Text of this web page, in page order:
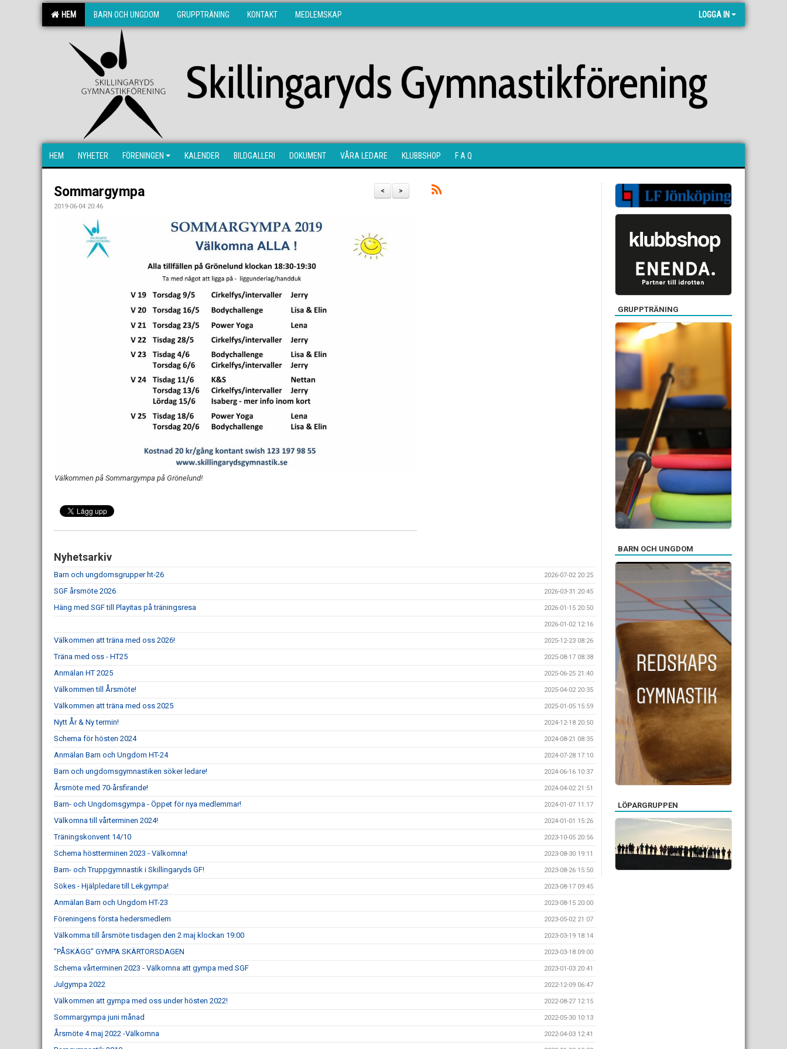
HEM BARN OCH UNGDOM GRUPPTRÄNING KONTAKT MEDLEMSKAP LOGGA IN
Skillingaryds Gymnastikförening
HEM NYHETER FÖRENINGEN KALENDER BILDGALLERI DOKUMENT VÅRA LEDARE KLUBBSHOP F A Q
>
<
Sommargympa
2019-06-04 20:46
Välkommen på Sommargympa på Grönelund!
Nyhetsarkiv
Barn och ungdomsgrupper ht-26 2026-07-02 20:25
SGF årsmöte 2026 2026-03-31 20:45
Häng med SGF till Playitas på träningsresa 2026-01-15 20:50
2026-01-02 12:16
Välkommen att träna med oss 2026! 2025-12-23 08:26
Träna med oss - HT25 2025-08-17 08:38
Anmälan HT 2025 2025-06-25 21:40
Välkommen till Årsmöte! 2025-04-02 20:35
Välkommen att träna med oss 2025 2025-01-05 15:59
Nytt År & Ny termin! 2024-12-18 20:50
Schema för hösten 2024 2024-08-21 08:35
Anmälan Barn och Ungdom HT-24 2024-07-28 17:10
Barn och ungdomsgymnastiken söker ledare! 2024-06-16 10:37
Årsmöte med 70-årsfirande! 2024-04-02 21:51
Barn- och Ungdomsgympa - Öppet för nya medlemmar! 2024-01-07 11:17
Välkomna till vårterminen 2024! 2024-01-01 15:26
Träningskonvent 14/10 2023-10-05 20:56
Schema höstterminen 2023 - Välkomna! 2023-08-30 19:11
Barn- och Truppgymnastik i Skillingaryds GF! 2023-08-26 15:50
Sökes - Hjälpledare till Lekgympa! 2023-08-17 09:45
Anmälan Barn och Ungdom HT-23 2023-08-15 20:00
Föreningens första hedersmedlem 2023-05-02 21:07
Välkomma till årsmöte tisdagen den 2 maj klockan 19:00 2023-03-19 18:14
”PÅSKÄGG” GYMPA SKÄRTORSDAGEN 2023-03-18 09:00
Schema vårterminen 2023 - Välkomna att gympa med SGF 2023-01-03 20:41
Julgympa 2022 2022-12-09 06:47
Välkommen att gympa med oss under hösten 2022! 2022-08-27 12:15
Sommargympa juni månad 2022-05-30 10:13
Årsmöte 4 maj 2022 -Välkomna 2022-04-03 12:41
GRUPPTRÄNING
BARN OCH UNGDOM
LÖPARGRUPPEN